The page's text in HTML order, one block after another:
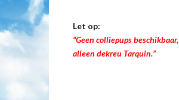
Let op:
“Geen colliepups beschikbaar,
alleen dekreu Tarquin.”